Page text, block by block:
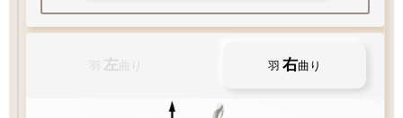
羽 左曲り 羽 右曲り